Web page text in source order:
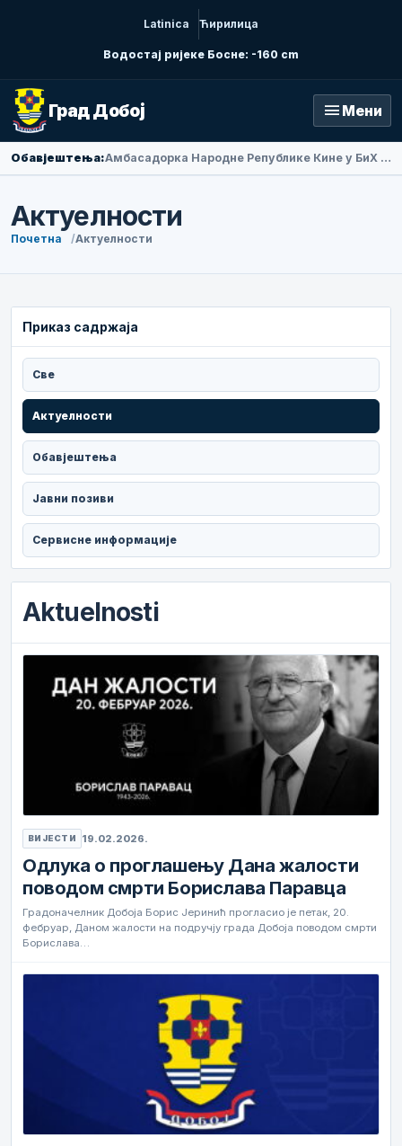
Latinica Ћирилица
Водостај ријеке Босне: -160 cm
Град Добој menu Мени
Обавјештења: Амбасадорка Народне Републике Кине у БиХ Ли Фан посјетила Добој
Актуелности
Почетна Актуелности
Приказ садржаја
Све
Актуелности
Обавјештења
Јавни позиви
Сервисне информације
Aktuelnosti
ВИЈЕСТИ 19.02.2026.
Одлука о проглашењу Дана жалости
поводом смрти Борислава Паравца
Градоначелник Добоја Борис Јеринић прогласио је петак, 20.
фебруар, Даном жалости на подручју града Добоја поводом смрти
Борислава…